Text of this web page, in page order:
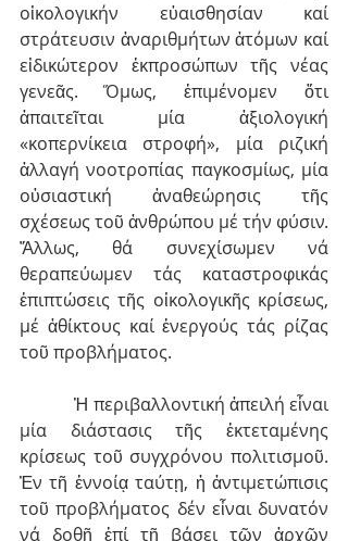
οἰκολογικήν εὐαισθησίαν καί
στράτευσιν ἀναριθμήτων ἀτόμων καί
εἰδικώτερον ἐκπροσώπων τῆς νέας
γενεᾶς. Ὅμως, ἐπιμένομεν ὅτι
ἀπαιτεῖται μία ἀξιολογική
«κοπερνίκεια στροφή», μία ριζική
ἀλλαγή νοοτροπίας παγκοσμίως, μία
οὐσιαστική ἀναθεώρησις τῆς
σχέσεως τοῦ ἀνθρώπου μέ τήν φύσιν.
Ἄλλως, θά συνεχίσωμεν νά
θεραπεύωμεν τάς καταστρο­φικάς
ἐπιπτώσεις τῆς οἰκολογικῆς κρίσεως,
μέ ἀθίκτους καί ἐνεργούς τάς ρίζας
τοῦ προβλήματος.
Ἡ περιβαλλοντική ἀπειλή εἶναι
μία διάστασις τῆς ἐκτεταμένης
κρίσεως τοῦ συγχρόνου πολιτισμοῦ.
Ἐν τῆ ἐννοίᾳ ταύτῃ, ἡ ἀντιμετώπισις
τοῦ προβλήματος δέν εἶναι δυνατόν
νά δοθῇ ἐπί τῇ βάσει τῶν ἀρχῶν